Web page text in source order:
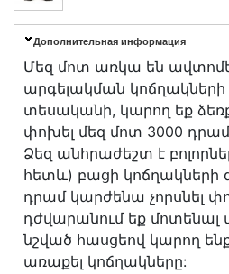
Дополнительная информация
Մեզ մոտ առկա են
արգելակման
տեսականի, կարող եք
փոխել մեզ մոտ 3000
Ձեզ անհրաժեշտ է
հետև) բացի կոճղակների
դրամ կարժենա չորսնել
դժվարանում եք մոտենալ
նշված հասցեով կարող
առաքել կոճղակները: